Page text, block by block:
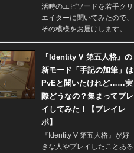
活時のエピソードを若手クリ
エイターに聞いてみたので、
その模様をお届けします。
『Identity V 第五人格』の
新モード「手記の加筆」は
PvEと聞いたけれど……実
際どうなの？集まってプレ
イしてみた！【プレイレ
ポ】
『Identity V 第五人格』が好
きな人やプレイしたことある